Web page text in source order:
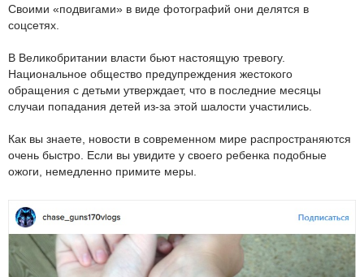
Своими «подвигами» в виде фотографий они делятся в
соцсетях.
В Великобритании власти бьют настоящую тревогу.
Национальное общество предупреждения жестокого
обращения с детьми утверждает, что в последние месяцы
случаи попадания детей из-за этой шалости участились.
Как вы знаете, новости в современном мире распространяются
очень быстро. Если вы увидите у своего ребенка подобные
ожоги, немедленно примите меры.